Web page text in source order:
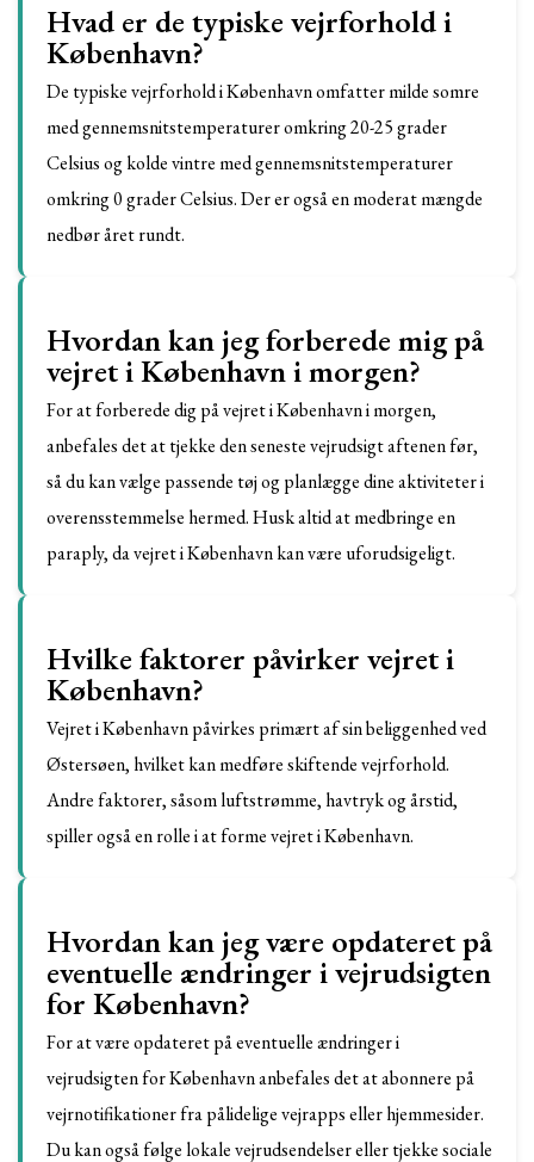
Hvad er de typiske vejrforhold i
København?
De typiske vejrforhold i København omfatter milde somre
med gennemsnitstemperaturer omkring 20-25 grader
Celsius og kolde vintre med gennemsnitstemperaturer
omkring 0 grader Celsius. Der er også en moderat mængde
nedbør året rundt.
Hvordan kan jeg forberede mig på
vejret i København i morgen?
For at forberede dig på vejret i København i morgen,
anbefales det at tjekke den seneste vejrudsigt aftenen før,
så du kan vælge passende tøj og planlægge dine aktiviteter i
overensstemmelse hermed. Husk altid at medbringe en
paraply, da vejret i København kan være uforudsigeligt.
Hvilke faktorer påvirker vejret i
København?
Vejret i København påvirkes primært af sin beliggenhed ved
Østersøen, hvilket kan medføre skiftende vejrforhold.
Andre faktorer, såsom luftstrømme, havtryk og årstid,
spiller også en rolle i at forme vejret i København.
Hvordan kan jeg være opdateret på
eventuelle ændringer i vejrudsigten
for København?
For at være opdateret på eventuelle ændringer i
vejrudsigten for København anbefales det at abonnere på
vejrnotifikationer fra pålidelige vejrapps eller hjemmesider.
Du kan også følge lokale vejrudsendelser eller tjekke sociale